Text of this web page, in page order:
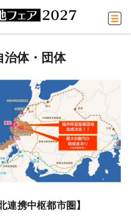
治体・団体
連携中枢都市圏】